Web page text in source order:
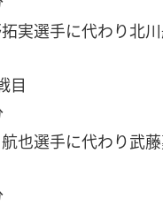
実選手に代わり北
目
也選手に代わり武